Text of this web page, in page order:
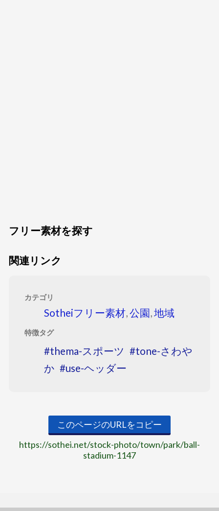
フリー素材を探す
関連リンク
カテゴリ
Sotheiフリー素材,公園,地域
特徴タグ
thema-スポーツ
tone-さわや
か
use-ヘッダー
このページのURLをコピー
https://sothei.net/stock-photo/town/park/ball-
stadium-1147